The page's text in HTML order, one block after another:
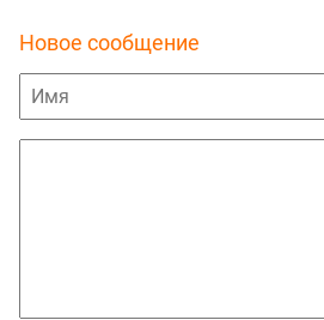
Новое сообщение